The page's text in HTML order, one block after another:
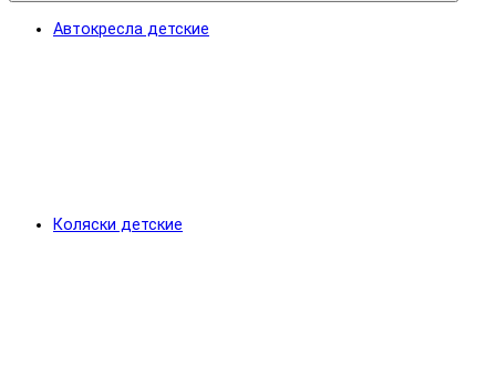
Автокресла детские
Коляски детские